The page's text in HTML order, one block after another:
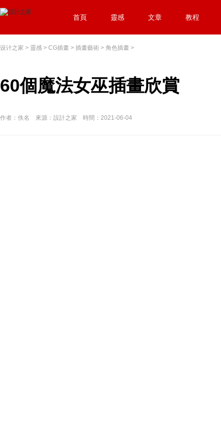
首頁 靈感 文章 教程
设计之家 > 靈感 > CG插畫 > 插畫藝術 > 角色插畫 >
60個魔法女巫插畫欣賞
作者：佚名 來源：設計之家 時間：2021-06-04